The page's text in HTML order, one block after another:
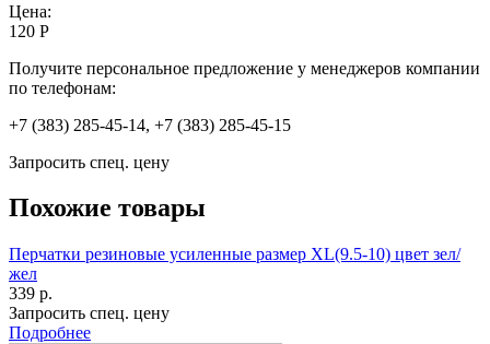
Цена:
120 Р
Получите персональное предложение у менеджеров компании
по телефонам:
+7 (383) 285-45-14, +7 (383) 285-45-15
Запросить спец. цену
Похожие товары
Перчатки резиновые усиленные размер XL(9.5-10) цвет зел/
жел
339 р.
Запросить спец. цену
Подробнее